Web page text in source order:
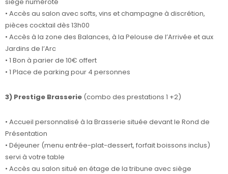
• Accès au salon avec softs, vins et champagne à discrétion,
pièces cocktail dès 13h00
• Accès à la zone des Balances, à la Pelouse de l’Arrivée et aux
Jardins de l’Arc
• 1 Bon à parier de 10€ offert
• 1 Place de parking pour 4 personnes
3) Prestige Brasserie (combo des prestations 1 +2)
• Accueil personnalisé à la Brasserie située devant le Rond de
Présentation
• Déjeuner (menu entrée-plat-dessert, forfait boissons inclus)
servi à votre table
• Accès au salon situé en étage de la tribune avec siège